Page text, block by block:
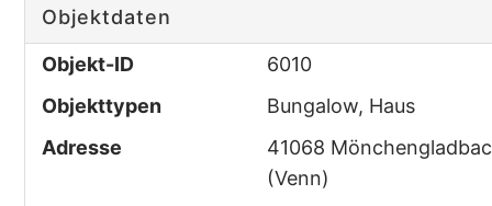
Objektdaten
Objekt-ID
6010
Objekttypen
Bungalow, Haus
Adresse
41068
(Venn)